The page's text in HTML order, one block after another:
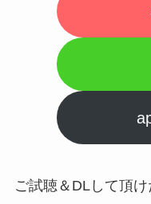
ご試聴＆DLして頂け